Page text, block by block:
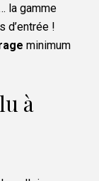
la gamme
d’entrée !
minimum
à